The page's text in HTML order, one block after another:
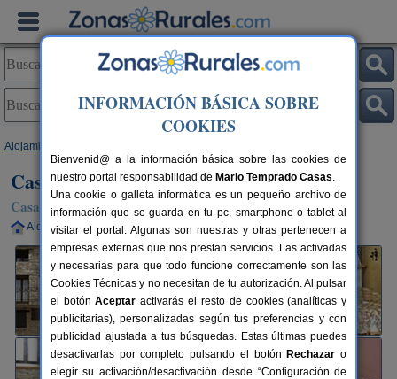
Alojamientos
Casa Pablete
Casa Rural en Lazagurría (Navarra)
Alquiler completo 8 plazas 15 km de Pamplona
INFORMACIÓN BÁSICA SOBRE
COOKIES
Bienvenid@ a la información básica sobre las cookies de
nuestro portal responsabilidad de Mario Temprado Casas.
Una cookie o galleta informática es un pequeño archivo de
información que se guarda en tu pc, smartphone o tablet al
visitar el portal. Algunas son nuestras y otras pertenecen a
empresas externas que nos prestan servicios. Las activadas
y necesarias para que todo funcione correctamente son las
Cookies Técnicas y no necesitan de tu autorización. Al pulsar
el botónAceptar activarás el resto de cookies (analíticas y
publicitarias), personalizadas según tus preferencias y con
publicidad ajustada a tus búsquedas. Estas últimas puedes
desactivarlas por completo pulsando el botón Rechazar o
elegir su activación/desactivación desde “Configuración de